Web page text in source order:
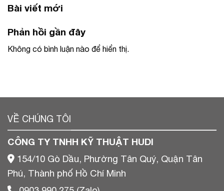
Bài viết mới
Phản hồi gần đây
Không có bình luận nào để hiển thị.
VỀ CHÚNG TÔI
CÔNG TY TNHH KỸ THUẬT HUDI
154/10 Gò Dầu, Phường Tân Quý, Quận Tân
Phú, Thành phố Hồ Chí Minh